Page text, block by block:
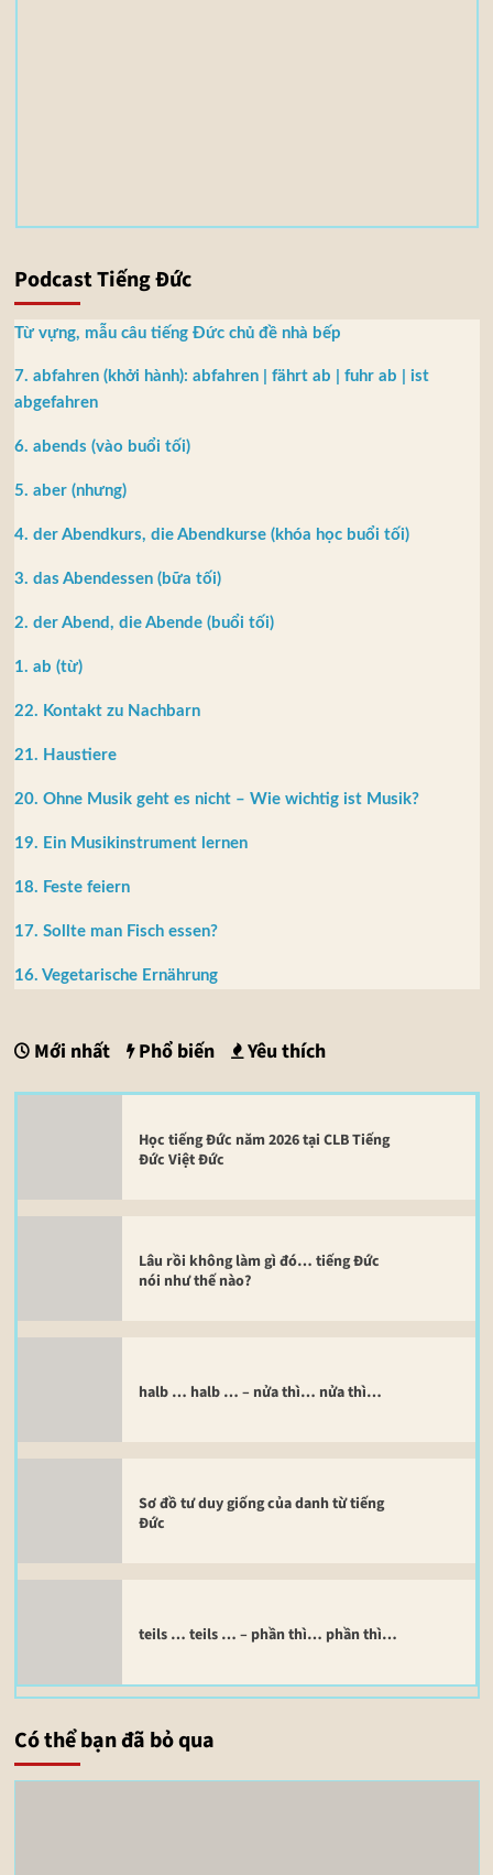
Podcast Tiếng Đức
Từ vựng, mẫu câu tiếng Đức chủ đề nhà bếp
7. abfahren (khởi hành): abfahren | fährt ab | fuhr ab | ist
abgefahren
6. abends (vào buổi tối)
5. aber (nhưng)
4. der Abendkurs, die Abendkurse (khóa học buổi tối)
3. das Abendessen (bữa tối)
2. der Abend, die Abende (buổi tối)
1. ab (từ)
22. Kontakt zu Nachbarn
21. Haustiere
20. Ohne Musik geht es nicht – Wie wichtig ist Musik?
19. Ein Musikinstrument lernen
18. Feste feiern
17. Sollte man Fisch essen?
16. Vegetarische Ernährung
Mới nhất Phổ biến Yêu thích
Học tiếng Đức năm 2026 tại CLB Tiếng
Đức Việt Đức
Lâu rồi không làm gì đó… tiếng Đức
nói như thế nào?
halb … halb … – nửa thì… nửa thì…
Sơ đồ tư duy giống của danh từ tiếng
Đức
teils … teils … – phần thì… phần thì…
Có thể bạn đã bỏ qua